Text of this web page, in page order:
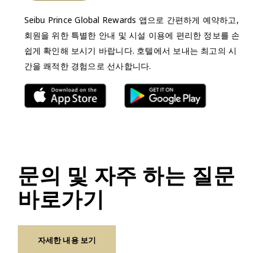
Seibu Prince Global Rewards 앱으로 간편하게 예약하고,
회원을 위한 특별한 안내 및 시설 이용에 편리한 정보를 손
쉽게 확인해 보시기 바랍니다. 호텔에서 보내는 최고의 시
간을 쾌적한 경험으로 선사합니다.
문의 및 자주 하는 질문
바로가기
자세한 내용 보기